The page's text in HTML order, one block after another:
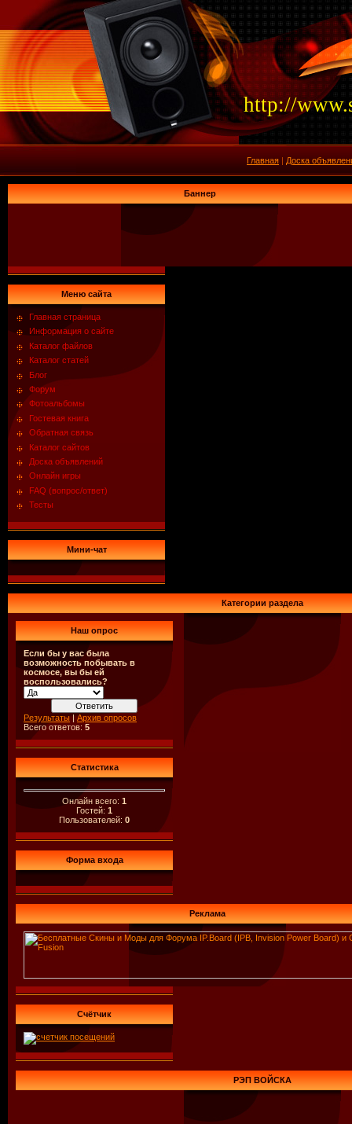
http://
Главная | Доска
Баннер
Меню сайта
Главная страница
Информация о сайте
Каталог файлов
Каталог статей
Блог
Форум
Фотоальбомы
Гостевая книга
Обратная связь
Каталог сайтов
Доска объявлений
Онлайн игры
FAQ (вопрос/ответ)
Тесты
Мини-чат
Категории раздела
Наш опрос
Если бы у вас была
возможность побывать в
космосе, вы бы ей
воспользовались?
Результаты|Архив опросов
Всего ответов: 5
Статистика
Онлайн всего: 1
Гостей: 1
Пользователей: 0
Форма входа
Реклама
Счётчик
РЭП ВОЙСКА